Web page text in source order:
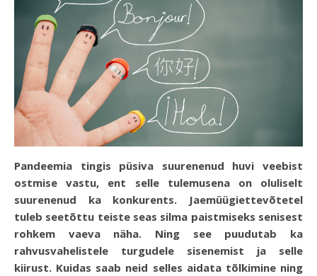
Pandeemia tingis püsiva suurenenud huvi veebist
ostmise vastu, ent selle tulemusena on oluliselt
suurenenud ka konkurents. Jaemüügiettevõtetel
tuleb seetõttu teiste seas silma paistmiseks senisest
rohkem vaeva näha. Ning see puudutab ka
rahvusvahelistele turgudele sisenemist ja selle
kiirust. Kuidas saab neid selles aidata tõlkimine ning